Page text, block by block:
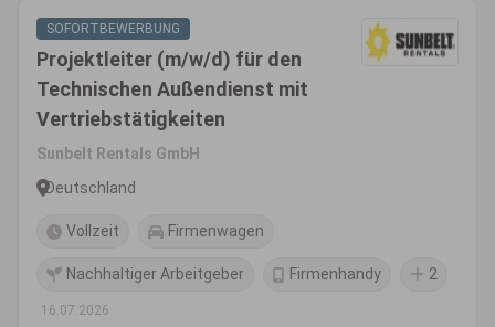
SOFORTBEWERBUNG
Projektleiter (m/w/d) für den
Technischen Außendienst mit
Vertriebstätigkeiten
Sunbelt Rentals GmbH
Deutschland
Vollzeit Firmenwagen
Nachhaltiger Arbeitgeber Firmenhandy 2
16.07.2026